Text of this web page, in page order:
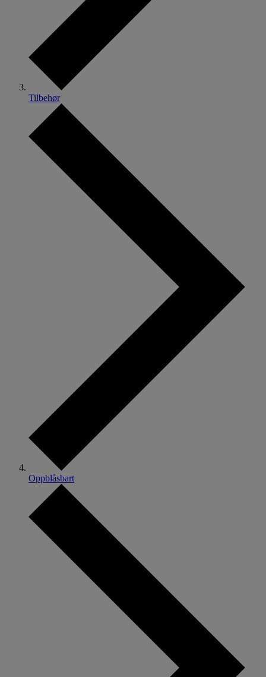
Tilbehør
Oppblåsbart